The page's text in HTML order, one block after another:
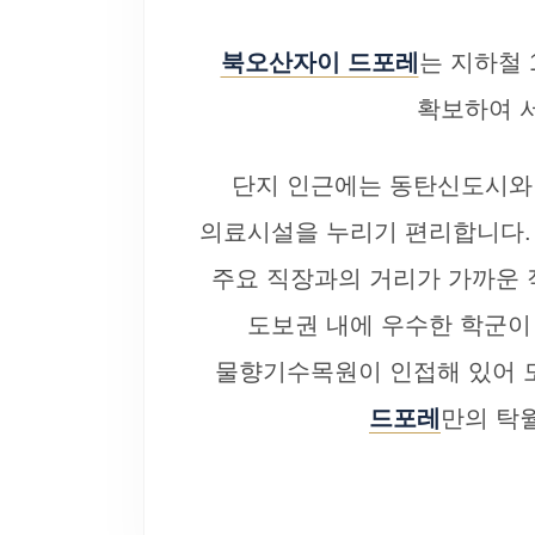
북오산자이 드포레는 지하철
확보하여
단지 인근에는 동탄신도시
의료시설을 누리기 편리합니
주요 직장과의 거리가 가까운
도보권 내에 우수한 학군
물향기수목원이 인접해 있어
드포레만의 탁